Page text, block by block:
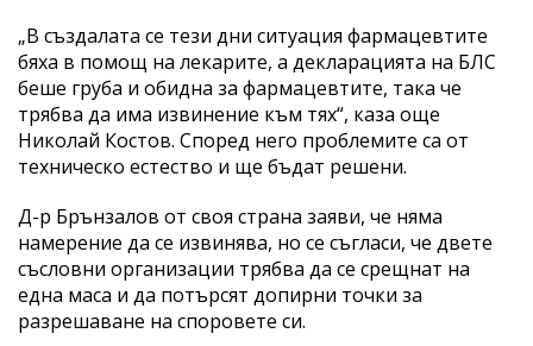
„В създалата се тези дни ситуация фармацевтите
бяха в помощ на лекарите, а декларацията на БЛС
беше груба и обидна за фармацевтите, така че
трябва да има извинение към тях“, каза още
Николай Костов. Според него проблемите са от
техническо естество и ще бъдат решени.
Д-р Брънзалов от своя страна заяви, че няма
намерение да се извинява, но се съгласи, че двете
съсловни организации трябва да се срещнат на
една маса и да потърсят допирни точки за
разрешаване на споровете си.